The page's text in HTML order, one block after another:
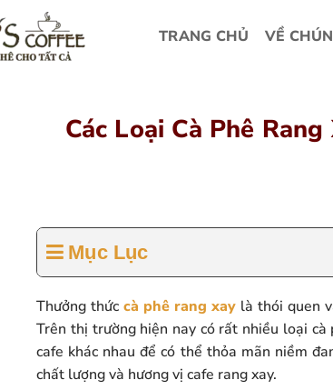
TRANG CHỦ VỀ
Các Loại Cà Phê
Mục Lục
Thưởng thứccà phê rang xay là thói quen
Trên thị trường hiện nay có rất nhiều loại
cafe khác nhau để có thể thỏa mãn niềm
chất lượng và hương vị cafe rang xay.